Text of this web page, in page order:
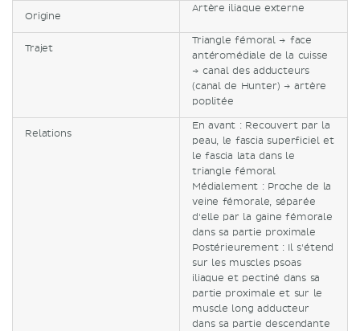
Origine
Artère iliaque externe
Trajet
Triangle fémoral → face
antéromédiale de la cuisse
→ canal des adducteurs
(canal de Hunter) → artère
poplitée
Relations
En avant : Recouvert par la
peau, le fascia superficiel et
le fascia lata dans le
triangle fémoral
Médialement : Proche de la
veine fémorale, séparée
d'elle par la gaine fémorale
dans sa partie proximale
Postérieurement : Il s'étend
sur les muscles psoas
iliaque et pectiné dans sa
partie proximale et sur le
muscle long adducteur
dans sa partie descendante